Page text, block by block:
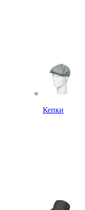
Кепки